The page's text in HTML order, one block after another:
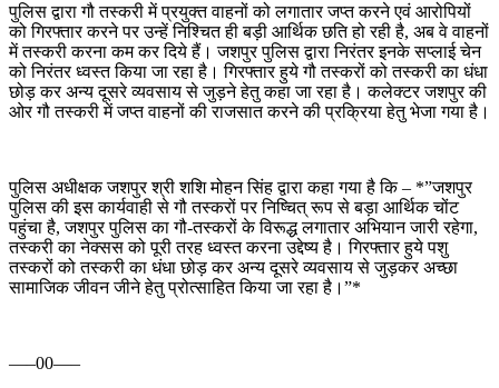
पुलिस द्वारा गौ तस्करी में प्रयुक्त वाहनों को लगातार जप्त करने एवं आरोपियों
को गिरफ्तार करने पर उन्हें निश्चित ही बड़ी आर्थिक छति हो रही है, अब वे वाहनों
में तस्करी करना कम कर दिये हैं। जशपुर पुलिस द्वारा निरंतर इनके सप्लाई चेन
को निरंतर ध्वस्त किया जा रहा है। गिरफ्तार हुये गौ तस्करों को तस्करी का धंधा
छोड़ कर अन्य दूसरे व्यवसाय से जुड़ने हेतु कहा जा रहा है। कलेक्टर जशपुर की
ओर गौ तस्करी में जप्त वाहनों की राजसात करने की प्रक्रिया हेतु भेजा गया है।
पुलिस अधीक्षक जशपुर श्री शशि मोहन सिंह द्वारा कहा गया है कि – *”जशपुर
पुलिस की इस कार्यवाही से गौ तस्करों पर निष्चित् रूप से बड़ा आर्थिक चोंट
पहुंचा है, जशपुर पुलिस का गौ-तस्करों के विरूद्ध लगातार अभियान जारी रहेगा,
तस्करी का नेक्सस को पूरी तरह ध्वस्त करना उद्देष्य है। गिरफ्तार हुये पशु
तस्करों को तस्करी का धंधा छोड़ कर अन्य दूसरे व्यवसाय से जुड़कर अच्छा
सामाजिक जीवन जीने हेतु प्रोत्साहित किया जा रहा है।”*
—–00—–